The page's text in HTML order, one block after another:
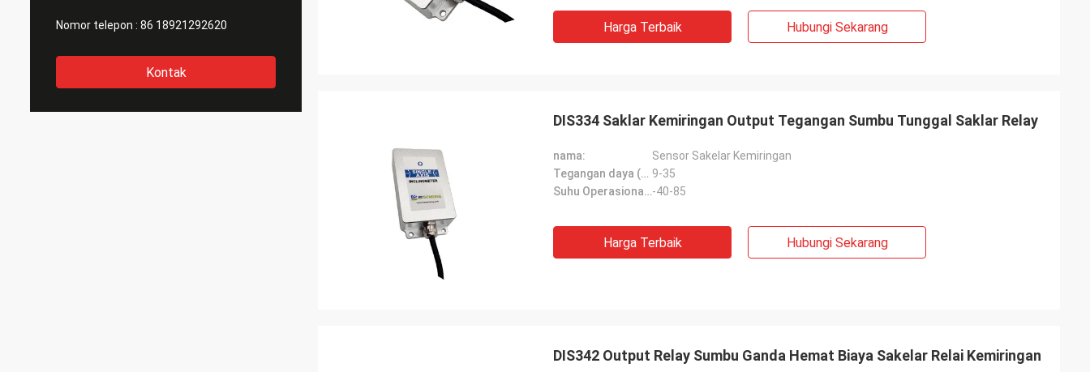
Nomor telepon : 86 18921292620
Kontak
Harga Terbaik Hubungi Sekarang
DIS334 Saklar Kemiringan Output Tegangan Sumbu Tunggal Saklar Relay
nama:
Sensor Sakelar Kemiringan
Tegangan daya (V): 9-35
Suhu Operasional (℃):-40-85
Harga Terbaik Hubungi Sekarang
DIS342 Output Relay Sumbu Ganda Hemat Biaya Sakelar Relai Kemiringan